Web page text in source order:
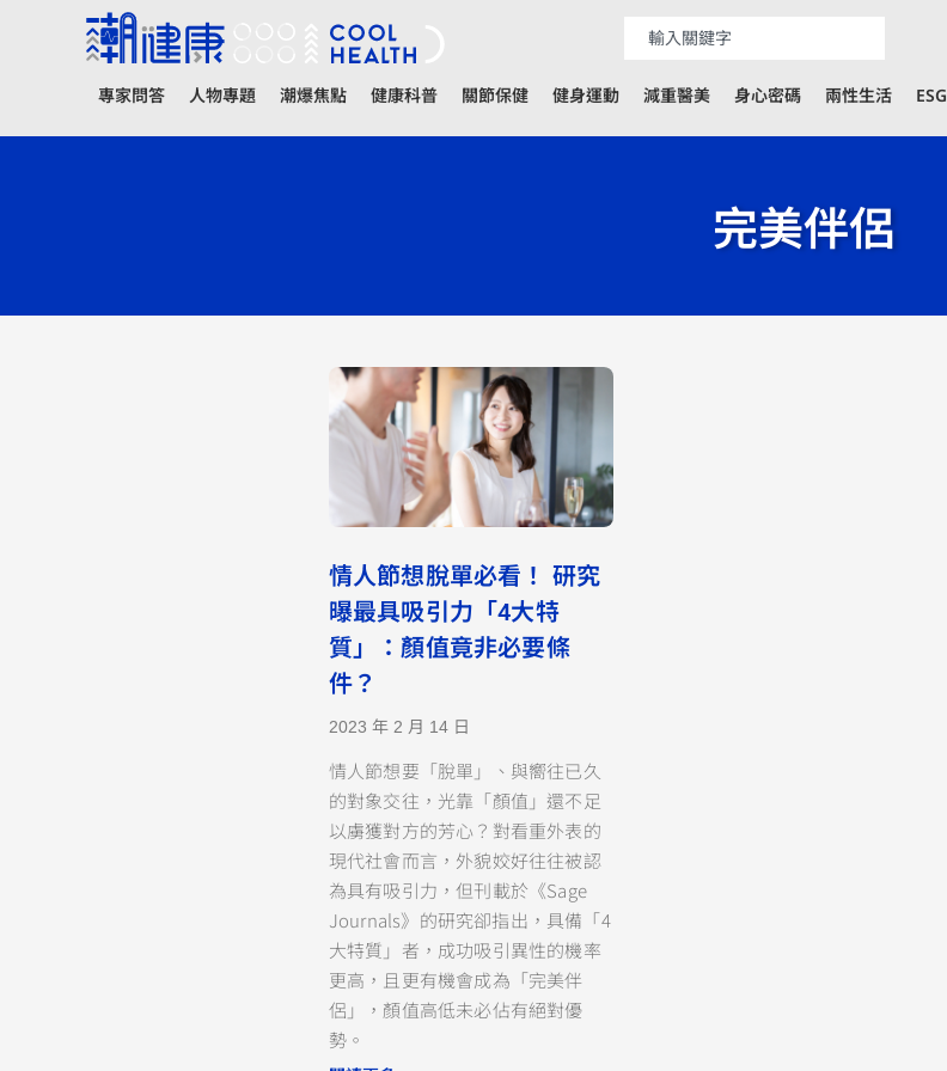
專家問答 人物專題 潮爆焦點 健康科普 關節保健 健身運動 減重醫美 身心密碼 兩性生活 ESG
完美伴侶
情人節想脫單必看！ 研究
曝最具吸引力「4大特
質」：顏值竟非必要條
件？
2023 年 2 月 14 日
情人節想要「脫單」、與嚮往已久
的對象交往，光靠「顏值」還不足
以虜獲對方的芳心？對看重外表的
現代社會而言，外貌姣好往往被認
為具有吸引力，但刊載於《Sage
Journals》的研究卻指出，具備「4
大特質」者，成功吸引異性的機率
更高，且更有機會成為「完美伴
侶」，顏值高低未必佔有絕對優
勢。